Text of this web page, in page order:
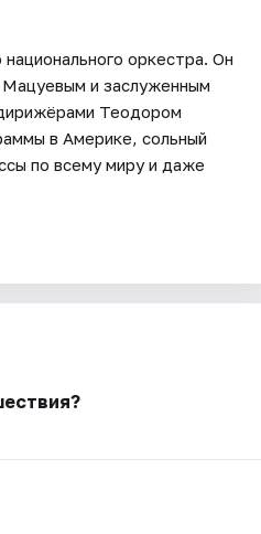
оркестра. Он
и заслуженным
Теодором
в Америке, сольный
по всему миру и даже